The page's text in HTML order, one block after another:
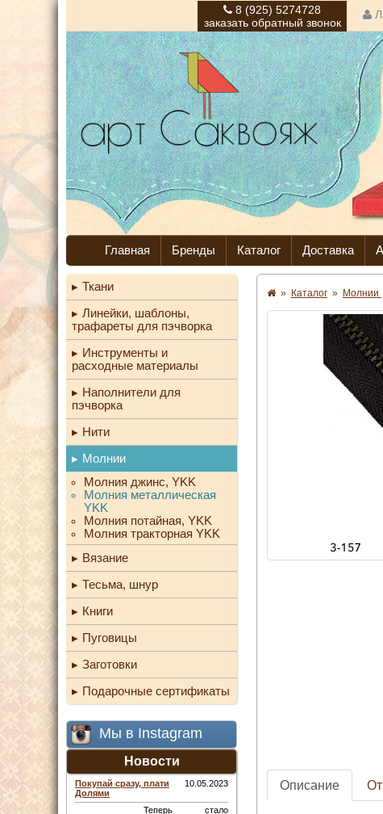
8 (925) 5274728
заказать обратный звонок
Главная Бренды Каталог Доставка
Ткани
Линейки, шаблоны,
трафареты для пэчворка
Инструменты и
расходные материалы
Наполнители для
пэчворка
Нити
Молнии
Молния джинс, YKK
Молния металлическая
YKK
Молния потайная, YKK
Молния тракторная YKK
Вязание
Тесьма, шнур
Книги
Пуговицы
Заготовки
Подарочные сертификаты
Мы в Instagram
Новости
Покупай сразу, плати
Долями
10.05.2023
Теперь стало
» Каталог » Молнии
Описание